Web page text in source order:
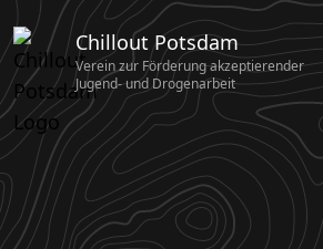
Chillout Potsdam
Verein zur Förderung akzeptierender
Jugend- und Drogenarbeit